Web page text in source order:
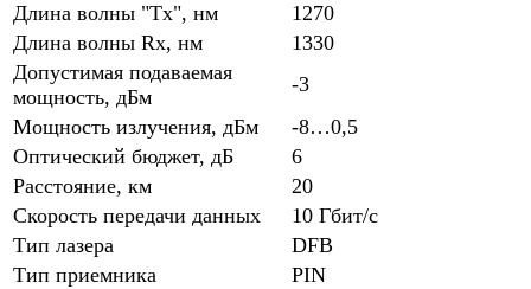
Длина волны "Tx", нм
1270
Длина волны Rx, нм
1330
Допустимая подаваемая
мощность, дБм
-3
Мощность излучения, дБм
-8…0,5
Оптический бюджет, дБ
6
Расстояние, км
20
Скорость передачи данных
10 Гбит/с
Тип лазера
DFB
Тип приемника
PIN